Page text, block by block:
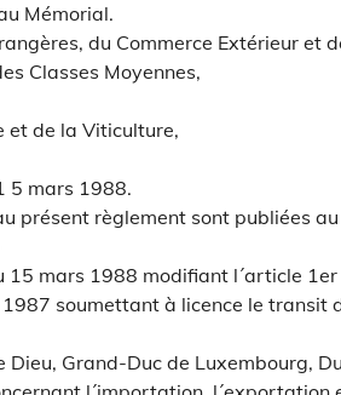
Mémorial.
du Commerce Extérieur et
Classes Moyennes,
et de la Viticulture,
5 mars 1988.
présent règlement sont publiées
15 mars 1988 modifiant l´article
soumettant à licence le transit
Dieu, Grand-Duc de Luxembourg,